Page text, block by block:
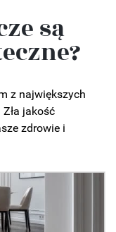
są
z największych
jakość
zdrowie i